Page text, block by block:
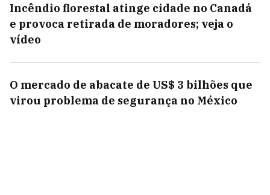
Incêndio florestal atinge cidade no Canadá
e provoca retirada de moradores; veja o
vídeo
O mercado de abacate de US$ 3 bilhões que
virou problema de segurança no México